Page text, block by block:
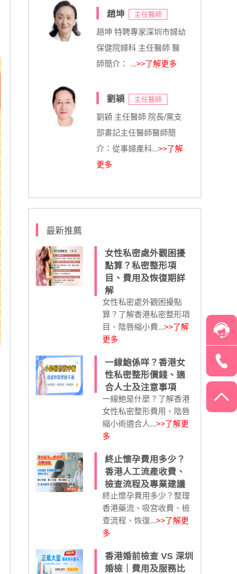
趙坤 主任醫師
趙坤 特聘專家深圳市婦幼
保健院婦科 主任醫師 醫
師簡介： ...>>了解更多
劉穎 主任醫師
劉穎 主任醫師 院長/黨支
部書記主任醫師醫師簡
介：從事婦產科...>>了解
更多
最新推薦
女性私密處外觀困擾
點算？私密整形項
目、費用及恢復期詳
解
女性私密處外觀困擾點
算？了解香港私密整形項
目、陰唇縮小費...>>了解
更多
一線鮑係咩？香港女
性私密整形價錢、適
合人士及注意事項
一線鮑是什麼？了解香港
女性私密整形費用、陰唇
縮小術適合人...>>了解更
多
終止懷孕費用多少？
香港人工流產收費、
檢查流程及專業建議
終止懷孕費用多少？整理
香港藥流、吸宮收費、檢
查流程、恢復...>>了解更
多
香港婚前檢查 VS 深圳
婚檢｜費用及服務比